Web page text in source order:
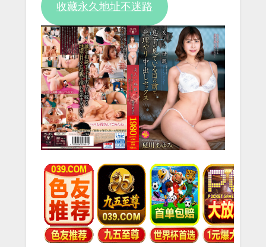
收藏永久地址不迷路